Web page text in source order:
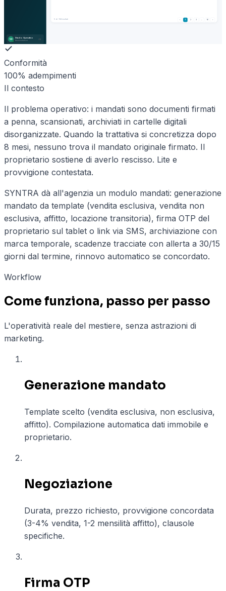
SD
Studio Operativo
Amministratore
di 124 risultati ‹ 1 2 3 … 16 ›
Conformità
100% adempimenti
Il contesto
Il problema operativo: i mandati sono documenti firmati
a penna, scansionati, archiviati in cartelle digitali
disorganizzate. Quando la trattativa si concretizza dopo
8 mesi, nessuno trova il mandato originale firmato. Il
proprietario sostiene di averlo rescisso. Lite e
provvigione contestata.
SYNTRA dà all'agenzia un modulo mandati: generazione
mandato da template (vendita esclusiva, vendita non
esclusiva, affitto, locazione transitoria), firma OTP del
proprietario sul tablet o link via SMS, archiviazione con
marca temporale, scadenze tracciate con allerta a 30/15
giorni dal termine, rinnovo automatico se concordato.
Workflow
Come funziona, passo per passo
L'operatività reale del mestiere, senza astrazioni di
marketing.
Generazione mandato
Template scelto (vendita esclusiva, non esclusiva,
affitto). Compilazione automatica dati immobile e
proprietario.
Negoziazione
Durata, prezzo richiesto, provvigione concordata
(3-4% vendita, 1-2 mensilità affitto), clausole
specifiche.
Firma OTP